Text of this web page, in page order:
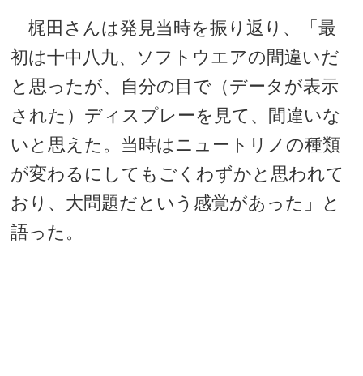
梶田さんは発見当時を振り返り、「最
初は十中八九、ソフトウエアの間違いだ
と思ったが、自分の目で（データが表示
された）ディスプレーを見て、間違いな
いと思えた。当時はニュートリノの種類
が変わるにしてもごくわずかと思われて
おり、大問題だという感覚があった」と
語った。